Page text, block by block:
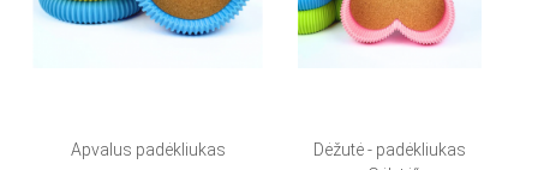
Apvalus padėkliukas
Dėžutė - padėkliukas